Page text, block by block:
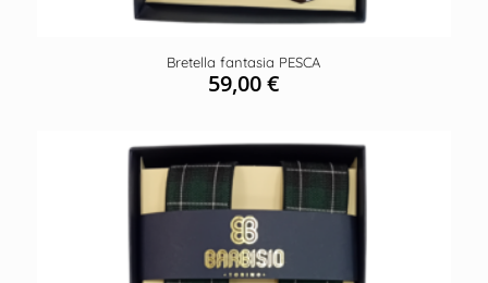
Bretella fantasia PESCA
59,00€